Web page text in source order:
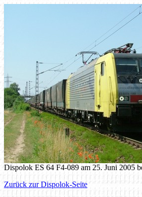
Dispolok ES 64 F4-089 am 25. Juni 2005
Zurück zur Dispolok-Seite